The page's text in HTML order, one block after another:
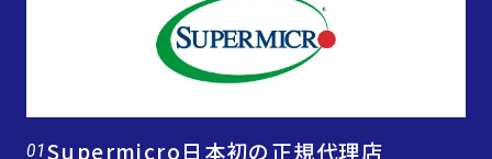
01Supermicro日本初の正規代理店